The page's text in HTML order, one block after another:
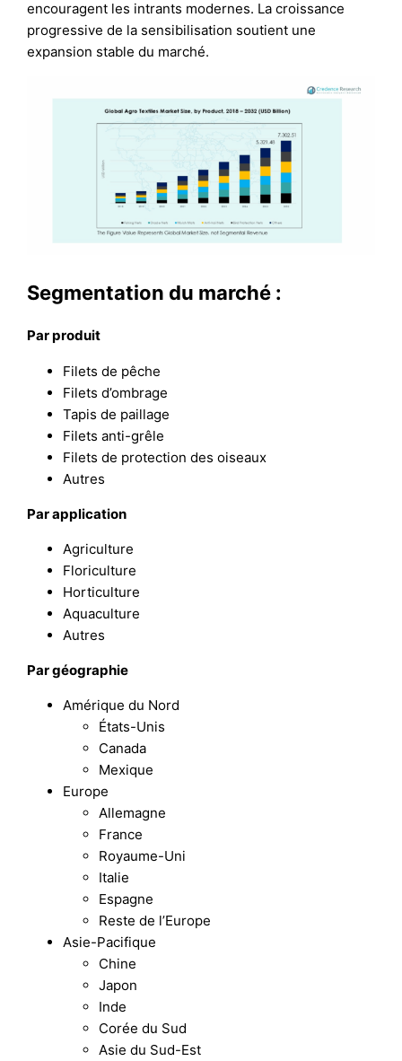
encouragent les intrants modernes. La croissance
progressive de la sensibilisation soutient une
expansion stable du marché.
Segmentation du marché :
Par produit
Filets de pêche
Filets d’ombrage
Tapis de paillage
Filets anti-grêle
Filets de protection des oiseaux
Autres
Par application
Agriculture
Floriculture
Horticulture
Aquaculture
Autres
Par géographie
Amérique du Nord
États-Unis
Canada
Mexique
Europe
Allemagne
France
Royaume-Uni
Italie
Espagne
Reste de l’Europe
Asie-Pacifique
Chine
Japon
Inde
Corée du Sud
Asie du Sud-Est